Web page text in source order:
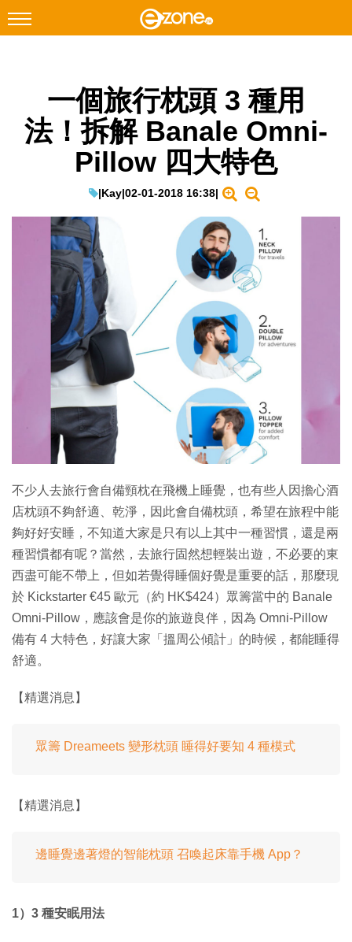
Instagram
科技焦點
教學評測
EduTech
生成式AI與雲端應用
Enterprise Digital Transformation
一個旅行枕頭 3 種用
法！拆解 Banale Omni-
Pillow 四大特色
|Kay|02-01-2018 16:38|
不少人去旅行會自備頸枕在飛機上睡覺，也有些人因擔心酒
店枕頭不夠舒適、乾淨，因此會自備枕頭，希望在旅程中能
夠好好安睡，不知道大家是只有以上其中一種習慣，還是兩
種習慣都有呢？當然，去旅行固然想輕裝出遊，不必要的東
西盡可能不帶上，但如若覺得睡個好覺是重要的話，那麼現
於 Kickstarter €45 歐元（約 HK$424）眾籌當中的 Banale
Omni-Pillow，應該會是你的旅遊良伴，因為 Omni-Pillow
備有 4 大特色，好讓大家「搵周公傾計」的時候，都能睡得
舒適。
【精選消息】
眾籌 Dreameets 變形枕頭 睡得好要知 4 種模式
【精選消息】
邊睡覺邊著燈的智能枕頭 召喚起床靠手機 App？
1）3 種安眠用法